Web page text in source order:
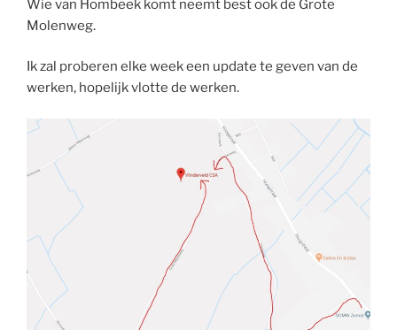
Wie van Hombeek komt neemt best ook de Grote
Molenweg.
Ik zal proberen elke week een update te geven van de
werken, hopelijk vlotte de werken.